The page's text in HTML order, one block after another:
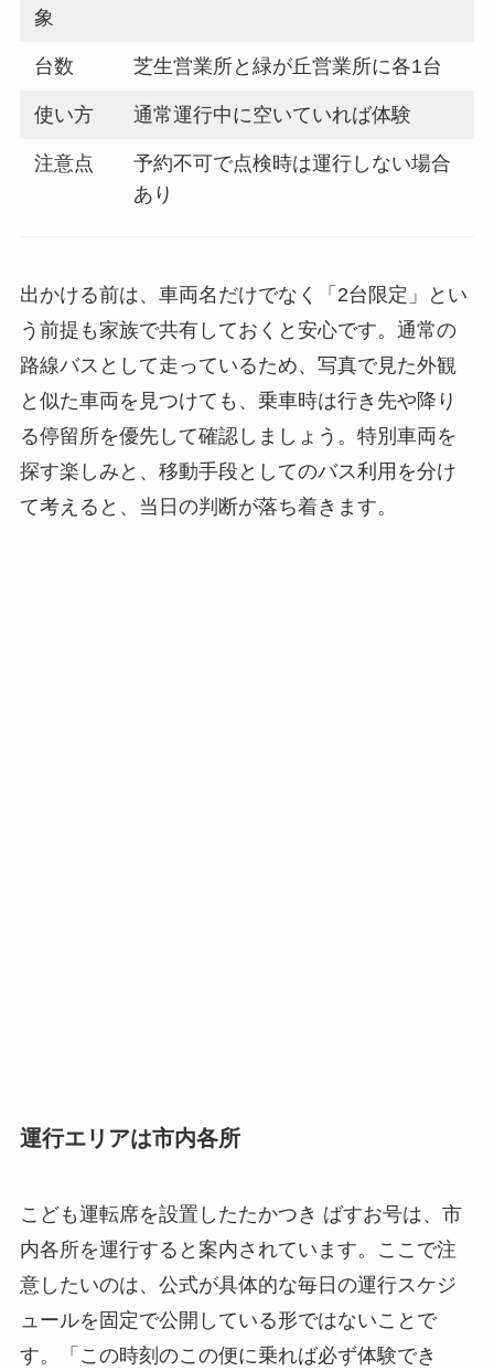
象
台数 芝生営業所と緑が丘営業所に各1台
使い方 通常運行中に空いていれば体験
注意点
予約不可で点検時は運行しない場合
あり
出かける前は、車両名だけでなく「2台限定」とい
う前提も家族で共有しておくと安心です。通常の
路線バスとして走っているため、写真で見た外観
と似た車両を見つけても、乗車時は行き先や降り
る停留所を優先して確認しましょう。特別車両を
探す楽しみと、移動手段としてのバス利用を分け
て考えると、当日の判断が落ち着きます。
運行エリアは市内各所
こども運転席を設置したたかつき ばすお号は、市
内各所を運行すると案内されています。ここで注
意したいのは、公式が具体的な毎日の運行スケジ
ュールを固定で公開している形ではないことで
す。「この時刻のこの便に乗れば必ず体験でき